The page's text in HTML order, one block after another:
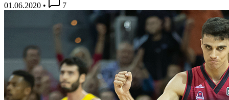
01.06.2020 • 7